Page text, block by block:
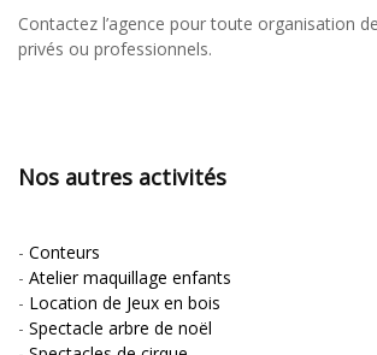
Contactez l’agence pour toute organisation
privés ou professionnels.
Nos autres activités
- Conteurs
- Atelier maquillage enfants
- Location de Jeux en bois
- Spectacle arbre de noël